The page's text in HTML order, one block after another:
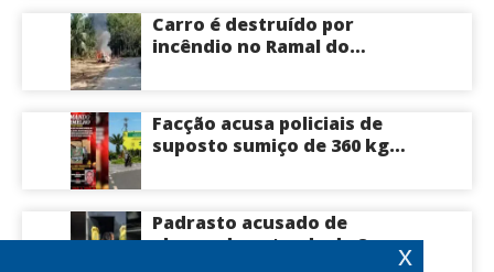
cirurgias cardíacas
pediátricas
Carro é destruído por
incêndio no Ramal do
Facção acusa policiais de
suposto sumiço de 360 kg
Padrasto acusado de
abusar da enteada de 8
x